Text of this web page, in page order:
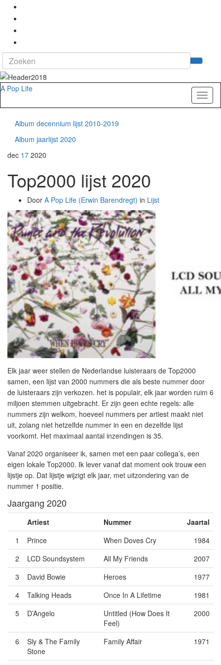
Search
for:
A Pop Life
Album decennium lijst 2010-2019
Album jaarlijst 2020
dec 17 2020
Top2000 lijst 2020
Door A Pop Life (Erwin Barendregt) in Lijst
Elk jaar weer stellen de Nederlandse luisteraars de Top2000
samen, een lijst van 2000 nummers die als beste nummer door
de luisteraars zijn verkozen. het is populair, elk jaar worden ruim 6
miljoen stemmen uitgebracht. Er zijn geen echte regels: alle
nummers zijn welkom, hoeveel nummers per artiest maakt niet
uit, zolang niet hetzelfde nummer in een en dezelfde lijst
voorkomt. Het maximaal aantal inzendingen is 35.
Vanaf 2020 organiseer ik, samen met een paar collega’s, een
eigen lokale Top2000. Ik lever vanaf dat moment ook trouw een
lijstje op. Dat lijstje wijzigt elk jaar, met uitzondering van de
nummer 1 positie.
Jaargang 2020
Artiest Nummer
Jaartal
1
Prince When Doves Cry
1984
2
LCD Soundsystem All My Friends
2007
3
David Bowie Heroes
1977
4
Talking Heads Once In A Lifetime
1981
5
D’Angelo
Untitled (How Does It
Feel)
2000
6
Sly & The Family
Stone
Family Affair 1971